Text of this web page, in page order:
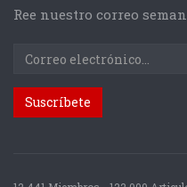
Ree nuestro correo